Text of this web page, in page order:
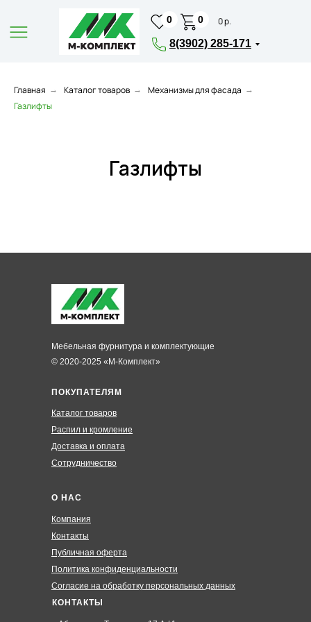
8(3902) 285-171
0 0 р.
0
Главная → Каталог товаров → Механизмы для фасада →
Газлифты
Газлифты
ПОКУПАТЕЛЯМ
Каталог товаров
Распил и кромление
Доставка и оплата
Сотрудничество
О НАС
Компания
Контакты
Публичная оферта
Политика конфиденциальности
Согласие на обработку персональных данных
КОНТАКТЫ
© 2020-2025 «М-Комплект»
Мебельная фурнитура и комплектующие